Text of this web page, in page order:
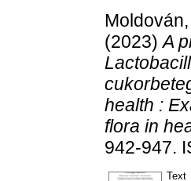
(2023)A
health :
flora in
942-947.
Text